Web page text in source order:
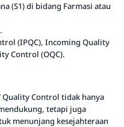
(S1) di bidang Farmasi atau
(IPQC), Incoming Quality
Control (OQC).
Quality Control tidak hanya
tetapi juga
menunjang kesejahteraan